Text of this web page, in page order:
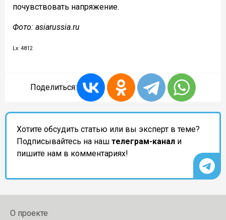
почувствовать напряжение.
Фото: asiarussia.ru
Lx: 4812
Поделиться:
Хотите обсудить статью или вы эксперт в теме?
Подписывайтесь на наш телеграм-канал и
пишите нам в комментариях!
О проекте